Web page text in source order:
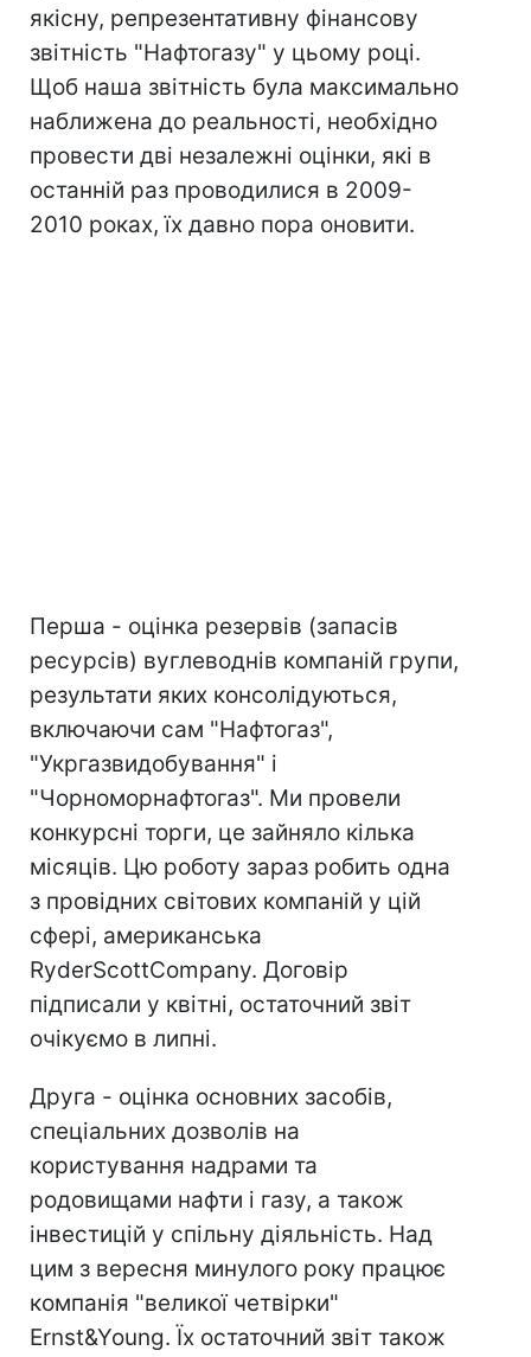
якісну, репрезентативну фінансову
звітність "Нафтогазу" у цьому році.
Щоб наша звітність була максимально
наближена до реальності, необхідно
провести дві незалежні оцінки, які в
останній раз проводилися в 2009-
2010 роках, їх давно пора оновити.
Перша - оцінка резервів (запасів
ресурсів) вуглеводнів компаній групи,
результати яких консолідуються,
включаючи сам "Нафтогаз",
"Укргазвидобування" і
"Чорноморнафтогаз". Ми провели
конкурсні торги, це зайняло кілька
місяців. Цю роботу зараз робить одна
з провідних світових компаній у цій
сфері, американська
RyderScottCompany. Договір
підписали у квітні, остаточний звіт
очікуємо в липні.
Друга - оцінка основних засобів,
спеціальних дозволів на
користування надрами та
родовищами нафти і газу, а також
інвестицій у спільну діяльність. Над
цим з вересня минулого року працює
компанія "великої четвірки"
Ernst&Young. Їх остаточний звіт також